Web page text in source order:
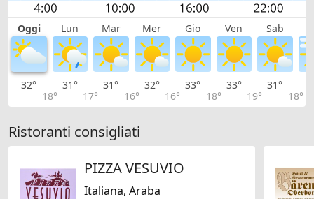
Oggi Lun Mar Mer Gio Ven Sab
32°
18°
31°
17°
31°
16°
32°
16°
33°
18°
33°
19°
31°
18°
Ristoranti consigliati
PIZZA VESUVIO
Italiana, Araba